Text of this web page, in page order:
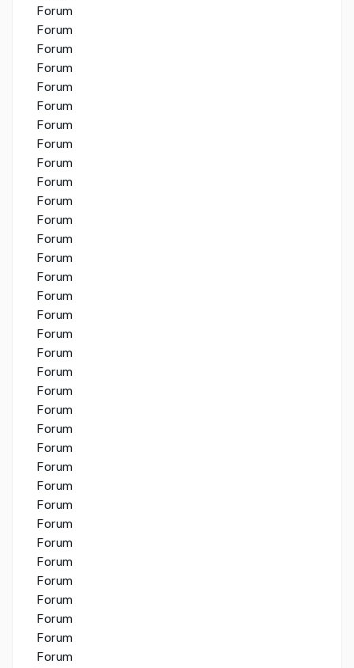
Forum
Forum
Forum
Forum
Forum
Forum
Forum
Forum
Forum
Forum
Forum
Forum
Forum
Forum
Forum
Forum
Forum
Forum
Forum
Forum
Forum
Forum
Forum
Forum
Forum
Forum
Forum
Forum
Forum
Forum
Forum
Forum
Forum
Forum
Forum